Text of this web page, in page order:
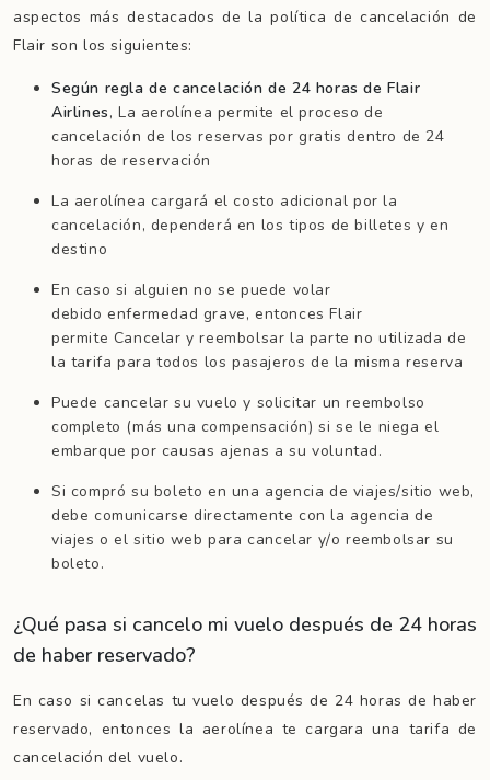
aspectos más destacados de la política de cancelación de
Flair son los siguientes:
Según regla de cancelación de 24 horas de Flair
Airlines, La aerolínea permite el proceso de
cancelación de los reservas por gratis dentro de 24
horas de reservación
La aerolínea cargará el costo adicional por la
cancelación, dependerá en los tipos de billetes y en
destino
En caso si alguien no se puede volar
debido enfermedad grave, entonces Flair
permite Cancelar y reembolsar la parte no utilizada de
la tarifa para todos los pasajeros de la misma reserva
Puede cancelar su vuelo y solicitar un reembolso
completo (más una compensación) si se le niega el
embarque por causas ajenas a su voluntad.
Si compró su boleto en una agencia de viajes/sitio web,
debe comunicarse directamente con la agencia de
viajes o el sitio web para cancelar y/o reembolsar su
boleto.
¿Qué pasa si cancelo mi vuelo después de 24 horas
de haber reservado?
En caso si cancelas tu vuelo después de 24 horas de haber
reservado, entonces la aerolínea te cargara una tarifa de
cancelación del vuelo.